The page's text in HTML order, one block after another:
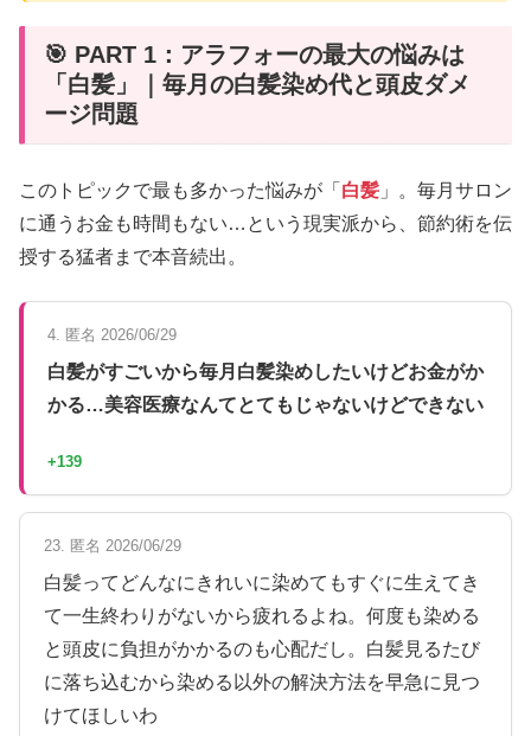
🎯 PART 1：アラフォーの最大の悩みは
「白髪」｜毎月の白髪染め代と頭皮ダメ
ージ問題
このトピックで最も多かった悩みが「 白髪 」。毎月サロン
に通うお金も時間もない…という現実派から、節約術を伝
授する猛者まで本音続出。
4. 匿名 2026/06/29
白髪がすごいから毎月白髪染めしたいけどお金がか
かる…美容医療なんてとてもじゃないけどできない
+139
23. 匿名 2026/06/29
白髪ってどんなにきれいに染めてもすぐに生えてき
て一生終わりがないから疲れるよね。何度も染める
と頭皮に負担がかかるのも心配だし。白髪見るたび
に落ち込むから染める以外の解決方法を早急に見つ
けてほしいわ